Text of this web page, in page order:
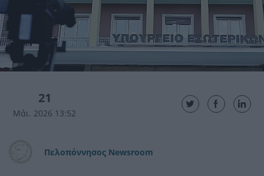
21
Μάι. 2026 13:52
Πελοπόννησος Newsroom